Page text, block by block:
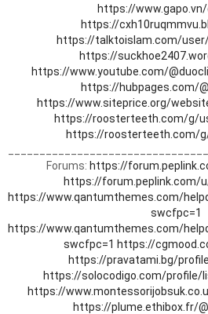
https://
https://
https://talktoislam.com/user/
https://
https://www.youtube.com/
https://hubpages.com/
https://www.siteprice.org/
https://roosterteeth.com/g/
https://roosterteeth.com/
Forums: https://
https://forum.peplink.com/
https://www.qantumthemes.com/
swcfpc=1
https://www.qantumthemes.com/
swcfpc=1 https://
https://pravatami.bg/
https://solocodigo.com/profile/
https://
https://plume.ethibox.fr/